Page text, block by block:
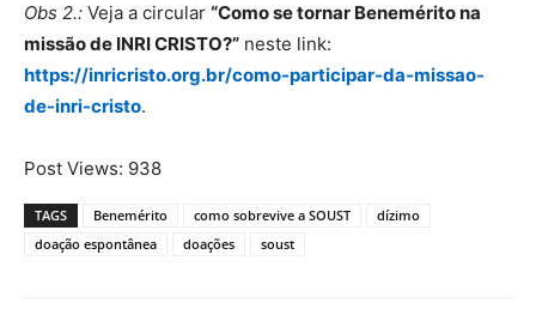
Obs 2.: Veja a circular “Como se tornar Benemérito na
missão de INRI CRISTO?” neste link:
https://inricristo.org.br/como-participar-da-missao-
de-inri-cristo.
Post Views: 938
TAGS Benemérito como sobrevive a SOUST
dízimo
doação espontânea
doações soust